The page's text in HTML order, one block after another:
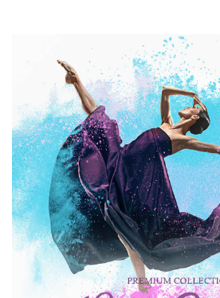
Kérlek, válassz
Free PNG Overlay #25